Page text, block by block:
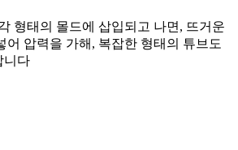
형태의 몰드에 삽입되고 나면, 뜨거운
어 압력을 가해, 복잡한 형태의 튜브도
니다